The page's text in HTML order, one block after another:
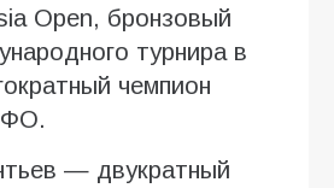
Open, бронзовый
турнира в
чемпион
— двукратный